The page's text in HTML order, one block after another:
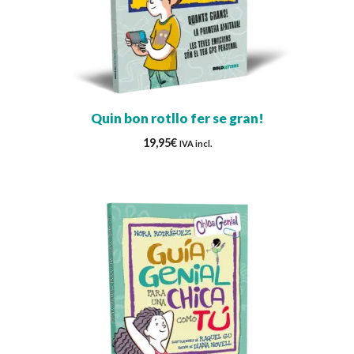
Quin bon rotllo fer se gran!
19,95€ IVA incl.